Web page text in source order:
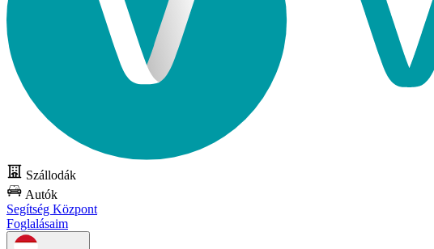
Szállodák
Autók
Segítség Központ
Foglalásaim